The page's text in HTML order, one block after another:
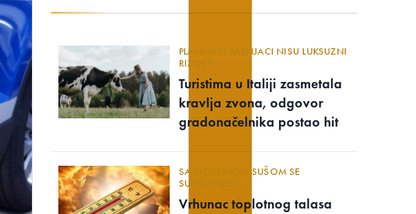
PLANINSKI PAŠNJACI NISU LUKSUZNI
RIZORTI
Turistima u Italiji zasmetala
kravlja zvona, odgovor
gradonačelnika postao hit
SA OZBILJNOM SUŠOM SE
SUOČAVAJU..
Vrhunac toplotnog talasa